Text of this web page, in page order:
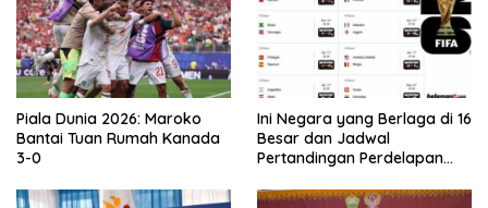
Piala Dunia 2026: Maroko
Bantai Tuan Rumah Kanada
3-0
Ini Negara yang Berlaga di 16
Besar dan Jadwal
Pertandingan Perdelapan